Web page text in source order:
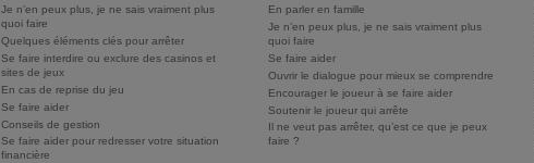
Je n’en peux plus, je ne sais vraiment plus
quoi faire
Quelques éléments clés pour arrêter
Se faire interdire ou exclure des casinos et
sites de jeux
En cas de reprise du jeu
Se faire aider
Conseils de gestion
Se faire aider pour redresser votre situation
financière
En parler en famille
Je n’en peux plus, je ne sais vraiment plus
quoi faire
Se faire aider
Ouvrir le dialogue pour mieux se comprendre
Encourager le joueur à se faire aider
Soutenir le joueur qui arrête
Il ne veut pas arrêter, qu’est ce que je peux
faire ?